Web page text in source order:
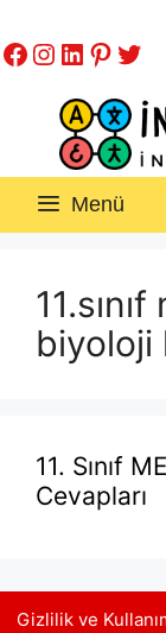
atla
Facebook
Instagram
LinkedIn
Menü
biyoloji
11. Sınıf
Cevapları
Gizlilik ve